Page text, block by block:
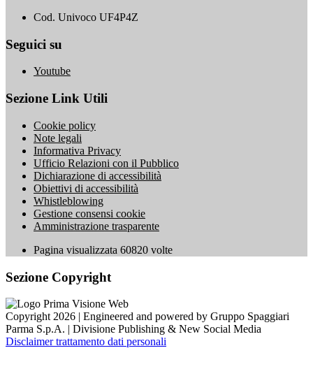
Cod. Univoco UF4P4Z
Seguici su
Youtube
Sezione Link Utili
Cookie policy
Note legali
Informativa Privacy
Ufficio Relazioni con il Pubblico
Dichiarazione di accessibilità
Obiettivi di accessibilità
Whistleblowing
Gestione consensi cookie
Amministrazione trasparente
Pagina visualizzata 60820 volte
Sezione Copyright
Copyright 2026 | Engineered and powered by Gruppo Spaggiari
Parma S.p.A. | Divisione Publishing & New Social Media
Disclaimer trattamento dati personali